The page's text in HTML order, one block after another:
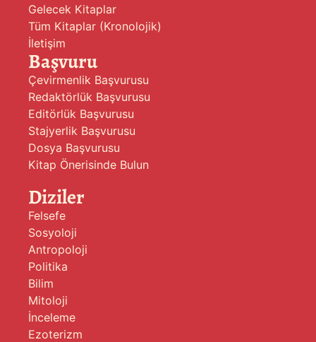
Gelecek Kitaplar
Tüm Kitaplar (Kronolojik)
İletişim
Başvuru
Çevirmenlik Başvurusu
Redaktörlük Başvurusu
Editörlük Başvurusu
Stajyerlik Başvurusu
Dosya Başvurusu
Kitap Önerisinde Bulun
Diziler
Felsefe
Sosyoloji
Antropoloji
Politika
Bilim
Mitoloji
İnceleme
Ezoterizm